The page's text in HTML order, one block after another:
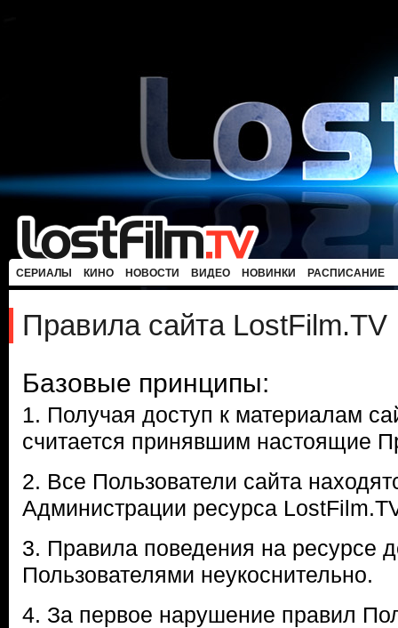
СЕРИАЛЫ КИНО НОВОСТИ ВИДЕО НОВИНКИ РАСПИСАНИЕ
Правила сайта LostFilm.TV
Базовые принципы:
1. Получая доступ к материалам
считается принявшим настоящие
2. Все Пользователи сайта
Администрации ресурса
3. Правила поведения на ресурсе
Пользователями неукоснительно.
4. За первое нарушение правил